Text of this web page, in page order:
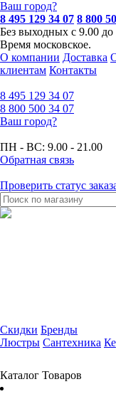
Ваш город?
8 495 129 34 07 8 800
Без выходных с 9.00 до
Время московское.
О компании Доставка
клиентам Контакты
8 495 129 34 07
8 800 500 34 07
Ваш город?
ПН - ВС: 9.00 - 21.00
Обратная связь
Проверить статус
Скидки Бренды
Люстры Сантехника
Каталог Товаров